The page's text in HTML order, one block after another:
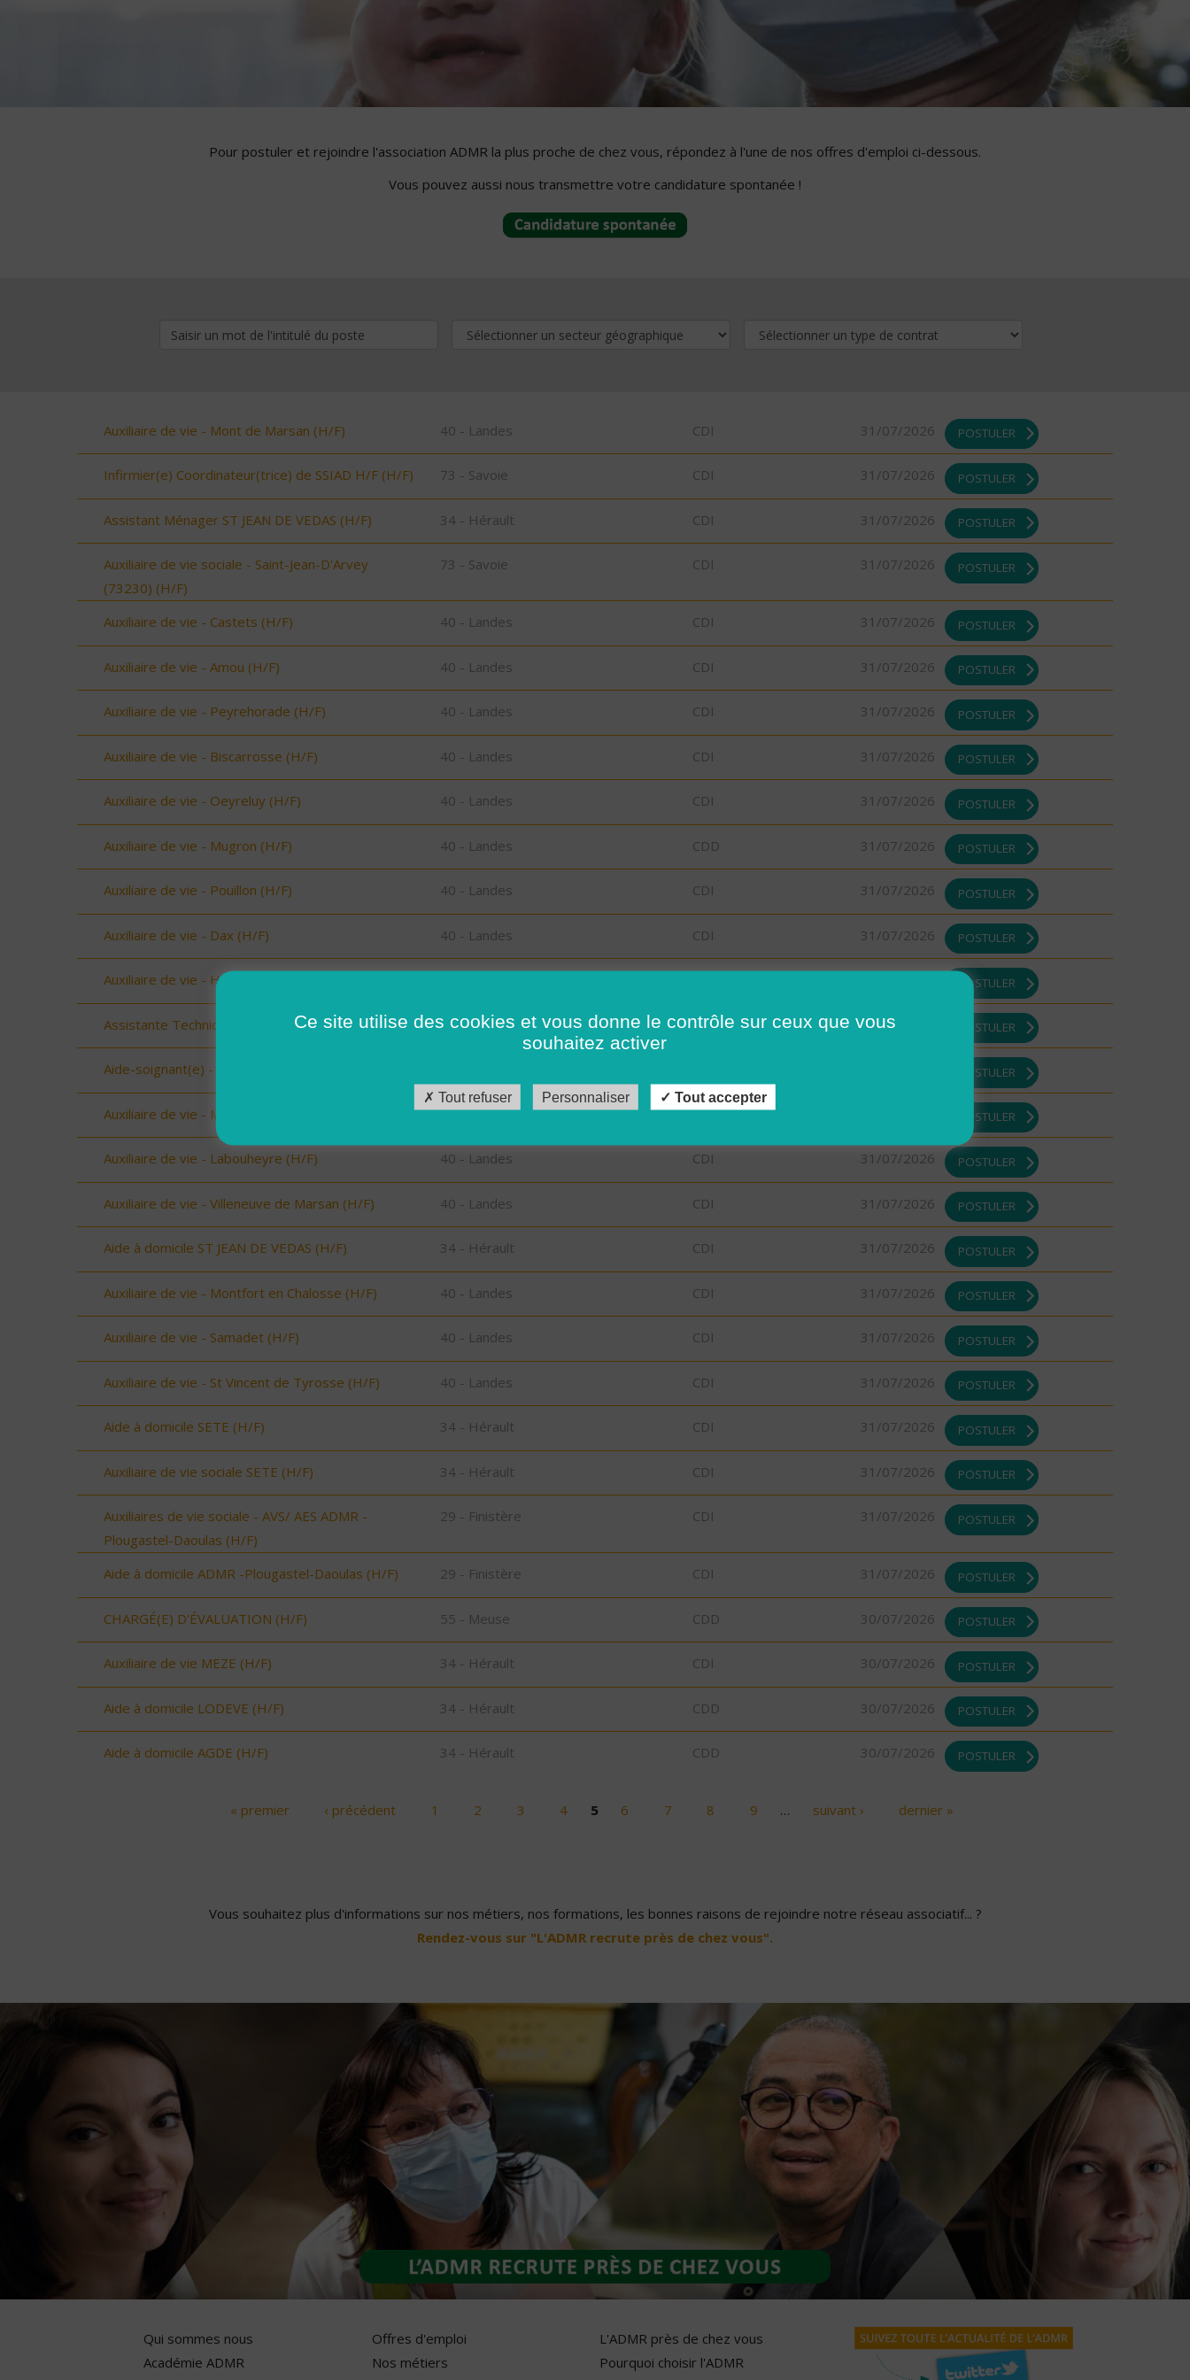
Pour postuler et rejoindre l'association ADMR la plus proche de chez vous, répondez à l'une de nos offres d'emploi ci-dessous.
Vous pouvez aussi nous transmettre votre candidature spontanée !
Auxiliaire de vie - Mont de Marsan (H/F) 40 - Landes CDI 31/07/2026 POSTULER
Infirmier(e) Coordinateur(trice) de SSIAD H/F (H/F) 73 - Savoie CDI 31/07/2026 POSTULER
Assistant Ménager ST JEAN DE VEDAS (H/F) 34 - Hérault CDI 31/07/2026 POSTULER
Auxiliaire de vie sociale - Saint-Jean-D'Arvey
(73230) (H/F)
73 - Savoie CDI 31/07/2026 POSTULER
Auxiliaire de vie - Castets (H/F) 40 - Landes CDI 31/07/2026 POSTULER
Auxiliaire de vie - Amou (H/F) 40 - Landes CDI 31/07/2026 POSTULER
Auxiliaire de vie - Peyrehorade (H/F) 40 - Landes CDI 31/07/2026 POSTULER
Auxiliaire de vie - Biscarrosse (H/F) 40 - Landes CDI 31/07/2026 POSTULER
Auxiliaire de vie - Oeyreluy (H/F) 40 - Landes CDI 31/07/2026 POSTULER
Auxiliaire de vie - Mugron (H/F) 40 - Landes CDD 31/07/2026 POSTULER
Auxiliaire de vie - Pouillon (H/F) 40 - Landes CDI 31/07/2026 POSTULER
Auxiliaire de vie - Dax (H/F) 40 - Landes CDI 31/07/2026 POSTULER
Auxiliaire de vie - Hagetmau (H/F) POSTULER
Assistante Technique - Beaufort (73034) (H/F) 73 - Savoie CDI 31/07/2026 POSTULER
Aide-soignant(e) - Aime (73210) (H/F) POSTULER
Auxiliaire de vie - Mimizan (H/F) 40 - Landes CDI POSTULER
Auxiliaire de vie - Labouheyre (H/F) 40 - Landes CDI 31/07/2026 POSTULER
Auxiliaire de vie - Villeneuve de Marsan (H/F) 40 - Landes CDI 31/07/2026 POSTULER
Aide à domicile ST JEAN DE VEDAS (H/F) 34 - Hérault CDI 31/07/2026 POSTULER
Auxiliaire de vie - Montfort en Chalosse (H/F) 40 - Landes CDI 31/07/2026 POSTULER
Auxiliaire de vie - Samadet (H/F) 40 - Landes CDI 31/07/2026 POSTULER
Auxiliaire de vie - St Vincent de Tyrosse (H/F) 40 - Landes CDI 31/07/2026 POSTULER
Aide à domicile SETE (H/F) 34 - Hérault CDI 31/07/2026 POSTULER
Auxiliaire de vie sociale SETE (H/F) 34 - Hérault CDI 31/07/2026 POSTULER
Auxiliaires de vie sociale - AVS/ AES ADMR -
Plougastel-Daoulas (H/F)
29 - Finistère CDI 31/07/2026 POSTULER
Aide à domicile ADMR -Plougastel-Daoulas (H/F) 29 - Finistère CDI 31/07/2026 POSTULER
CHARGÉ(E) D'ÉVALUATION (H/F) 55 - Meuse CDD 30/07/2026 POSTULER
Auxiliaire de vie MEZE (H/F) 34 - Hérault CDI 30/07/2026 POSTULER
Aide à domicile LODEVE (H/F) 34 - Hérault CDD 30/07/2026 POSTULER
Aide à domicile AGDE (H/F) 34 - Hérault CDD 30/07/2026 POSTULER
« premier ‹ précédent 1 2 3 4 5 6 7 8 9 … suivant › dernier »
Vous souhaitez plus d'informations sur nos métiers, nos formations, les bonnes raisons de rejoindre notre réseau associatif... ?
Rendez-vous sur "L'ADMR recrute près de chez vous".
Qui sommes nous
Académie ADMR
Offres d'emploi
Nos métiers
L'ADMR près de chez vous
Pourquoi choisir l'ADMR
Ce site utilise des cookies et vous donne le contrôle sur ceux que vous
souhaitez activer
Tout refuser Personnaliser Tout accepter